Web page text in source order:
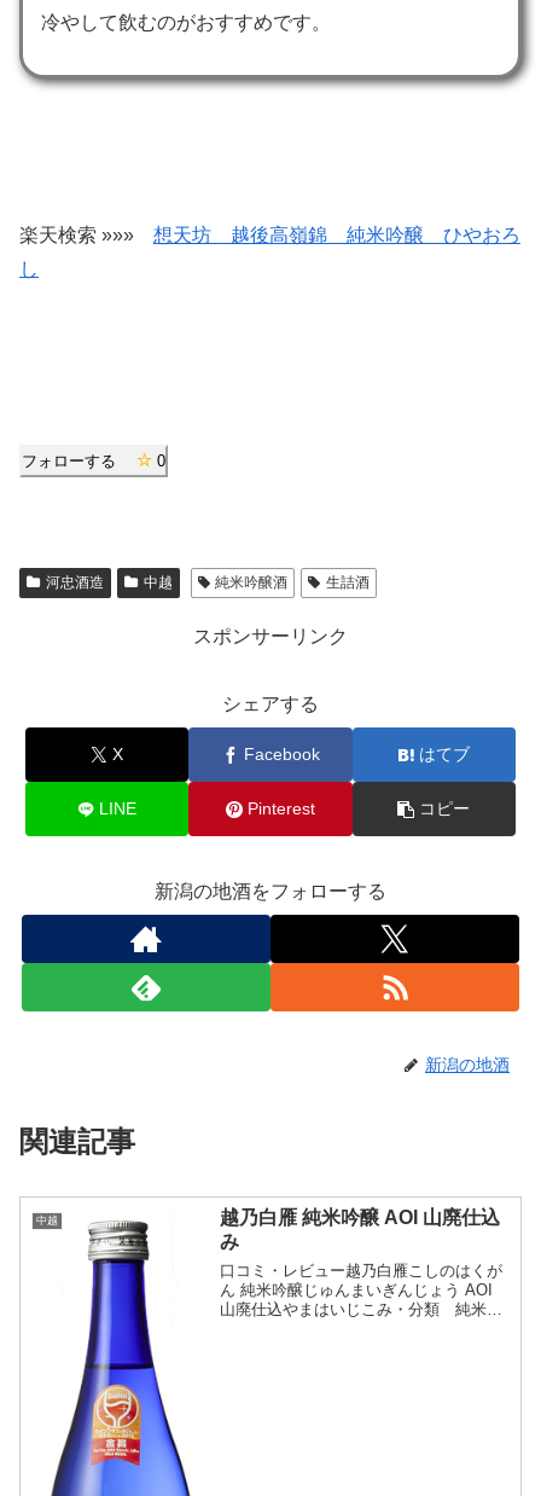
冷やして飲むのがおすすめです。
楽天検索 »»» 想天坊 越後高嶺錦 純米吟醸 ひやおろ
し
フォローする 0
河忠酒造 中越 純米吟醸酒 生詰酒
スポンサーリンク
シェアする
X Facebook はてブ
LINE Pinterest コピー
新潟の地酒をフォローする
新潟の地酒
関連記事
中越
越乃白雁 純米吟醸 AOI 山廃仕込
み
口コミ・レビュー越乃白雁こしのはくが
ん 純米吟醸じゅんまいぎんじょう AOI
山廃仕込やまはいじこみ・分類 純米吟